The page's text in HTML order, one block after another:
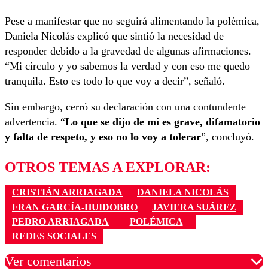
Pese a manifestar que no seguirá alimentando la polémica,
Daniela Nicolás explicó que sintió la necesidad de
responder debido a la gravedad de algunas afirmaciones.
“Mi círculo y yo sabemos la verdad y con eso me quedo
tranquila. Esto es todo lo que voy a decir”, señaló.
Sin embargo, cerró su declaración con una contundente
advertencia. “Lo que se dijo de mí es grave, difamatorio
y falta de respeto, y eso no lo voy a tolerar”, concluyó.
OTROS TEMAS A EXPLORAR:
CRISTIÁN ARRIAGADA
DANIELA NICOLÁS
FRAN GARCÍA-HUIDOBRO
JAVIERA SUÁREZ
PEDRO ARRIAGADA
POLÉMICA
REDES SOCIALES
Ver comentarios